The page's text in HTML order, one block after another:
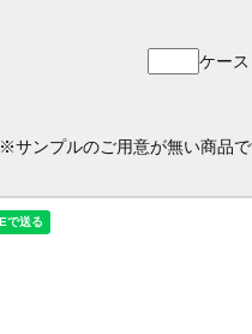
ケース
※サンプルのご用意が無い商品で